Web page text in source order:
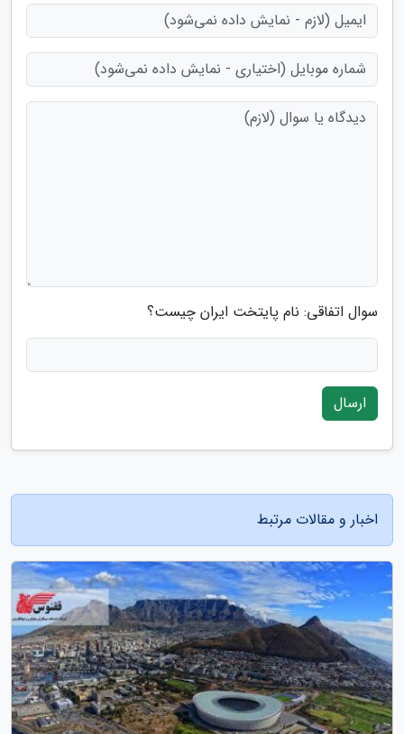
سوال اتفاقی: نام پایتخت ایران چیست؟
ارسال
اخبار و مقالات مرتبط